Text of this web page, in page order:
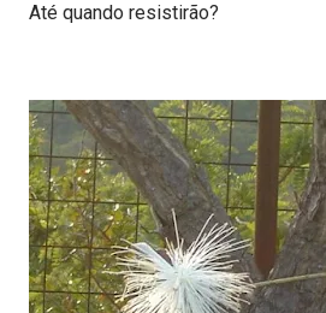
Até quando resistirão?